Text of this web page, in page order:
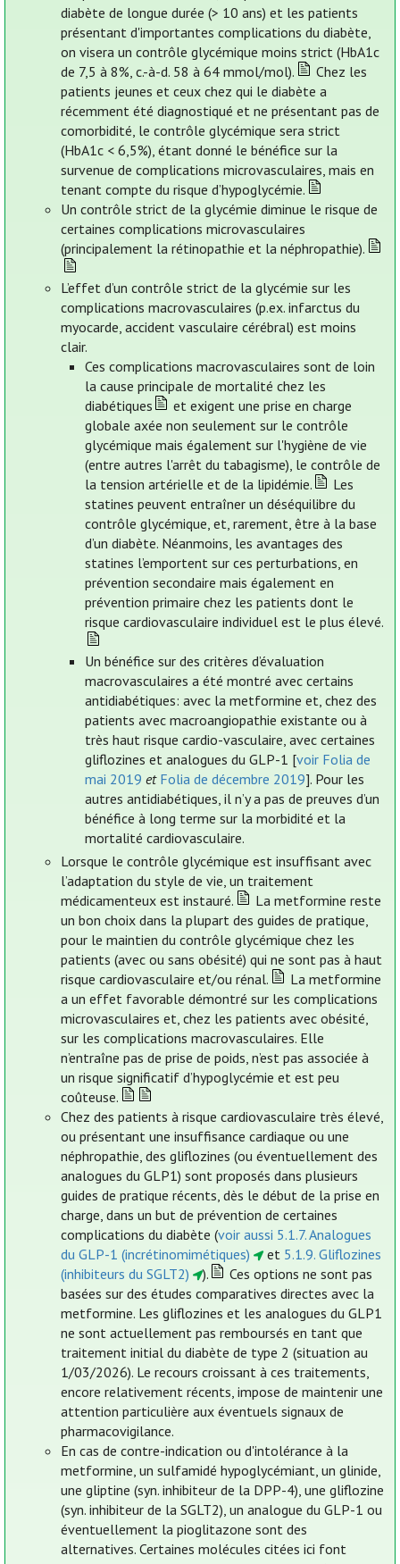
diabète de longue durée (> 10 ans) et les patients
présentant d'importantes complications du diabète,
on visera un contrôle glycémique moins strict (HbA1c
de 7,5 à 8%, c.-à-d. 58 à 64 mmol/mol).
Chez les
patients jeunes et ceux chez qui le diabète a
récemment été diagnostiqué et ne présentant pas de
comorbidité, le contrôle glycémique sera strict
(HbA1c < 6,5%), étant donné le bénéfice sur la
survenue de complications microvasculaires, mais en
tenant compte du risque d’hypoglycémie.
Un contrôle strict de la glycémie diminue le risque de
certaines complications microvasculaires
(principalement la rétinopathie et la néphropathie).
L’effet d’un contrôle strict de la glycémie sur les
complications macrovasculaires (p.ex. infarctus du
myocarde, accident vasculaire cérébral) est moins
clair.
Ces complications macrovasculaires sont de loin
la cause principale de mortalité chez les
diabétiques
et exigent une prise en charge
globale axée non seulement sur le contrôle
glycémique mais également sur l'hygiène de vie
(entre autres l'arrêt du tabagisme), le contrôle de
la tension artérielle et de la lipidémie.
Les
statines peuvent entraîner un déséquilibre du
contrôle glycémique, et, rarement, être à la base
d’un diabète. Néanmoins, les avantages des
statines l’emportent sur ces perturbations, en
prévention secondaire mais également en
prévention primaire chez les patients dont le
risque cardiovasculaire individuel est le plus élevé.
Un bénéfice sur des critères d’évaluation
macrovasculaires a été montré avec certains
antidiabétiques: avec la metformine et, chez des
patients avec macroangiopathie existante ou à
très haut risque cardio-vasculaire, avec certaines
gliflozines et analogues du GLP-1 [voir Folia de
mai 2019 et Folia de décembre 2019]. Pour les
autres antidiabétiques, il n’y a pas de preuves d’un
bénéfice à long terme sur la morbidité et la
mortalité cardiovasculaire.
Lorsque le contrôle glycémique est insuffisant avec
l’adaptation du style de vie, un traitement
médicamenteux est instauré.
La metformine reste
un bon choix dans la plupart des guides de pratique,
pour le maintien du contrôle glycémique chez les
patients (avec ou sans obésité) qui ne sont pas à haut
risque cardiovasculaire et/ou rénal.
La metformine
a un effet favorable démontré sur les complications
microvasculaires et, chez les patients avec obésité,
sur les complications macrovasculaires. Elle
n’entraîne pas de prise de poids, n’est pas associée à
un risque significatif d’hypoglycémie et est peu
coûteuse.
Chez des patients à risque cardiovasculaire très élevé,
ou présentant une insuffisance cardiaque ou une
néphropathie, des gliflozines (ou éventuellement des
analogues du GLP1) sont proposés dans plusieurs
guides de pratique récents, dès le début de la prise en
charge, dans un but de prévention de certaines
complications du diabète (voir aussi 5.1.7. Analogues
du GLP-1 (incrétinomimétiques)
et 5.1.9. Gliflozines
(inhibiteurs du SGLT2)
).
Ces options ne sont pas
basées sur des études comparatives directes avec la
metformine. Les gliflozines et les analogues du GLP1
ne sont actuellement pas remboursés en tant que
traitement initial du diabète de type 2 (situation au
1/03/2026). Le recours croissant à ces traitements,
encore relativement récents, impose de maintenir une
attention particulière aux éventuels signaux de
pharmacovigilance.
En cas de contre-indication ou d'intolérance à la
metformine, un sulfamidé hypoglycémiant, un glinide,
une gliptine (syn. inhibiteur de la DPP-4), une gliflozine
(syn. inhibiteur de la SGLT2), un analogue du GLP-1 ou
éventuellement la pioglitazone sont des
alternatives. Certaines molécules citées ici font